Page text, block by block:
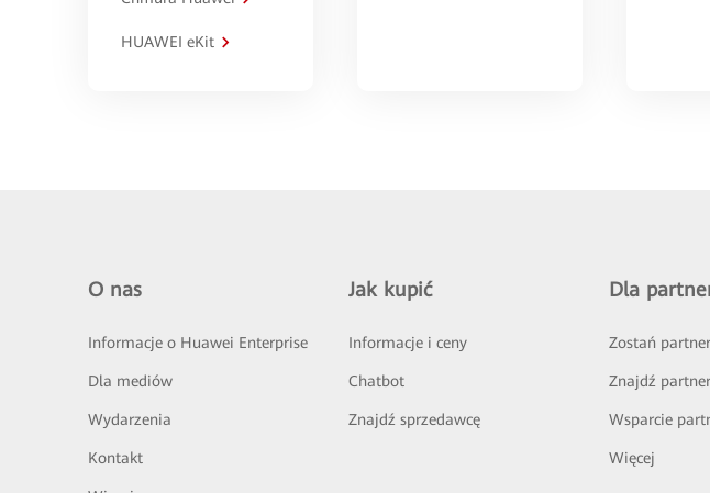
HUAWEI eKit
O nas
Informacje o Huawei Enterprise
Dla mediów
Wydarzenia
Kontakt
Jak kupić
Informacje i ceny
Chatbot
Znajdź sprzedawcę
Dla
Zostań
Znajdź
Wsparcie
Więcej